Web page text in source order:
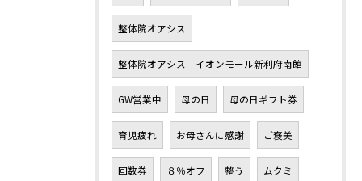
整体院オアシス
整体院オアシス イオンモール新利府南館
GW営業中 母の日 母の日ギフト券
育児疲れ お母さんに感謝 ご褒美
回数券 ８％オフ 整う ムクミ